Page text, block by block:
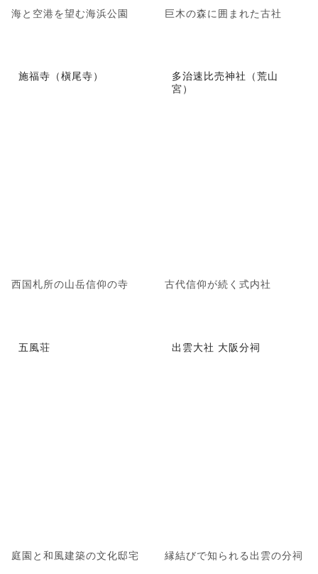
海と空港を望む海浜公園 巨木の森に囲まれた古社
施福寺（槇尾寺）
西国札所の山岳信仰の寺
多治速比売神社（荒山
宮）
古代信仰が続く式内社
五風荘
庭園と和風建築の文化邸宅
出雲大社 大阪分祠
縁結びで知られる出雲の分祠